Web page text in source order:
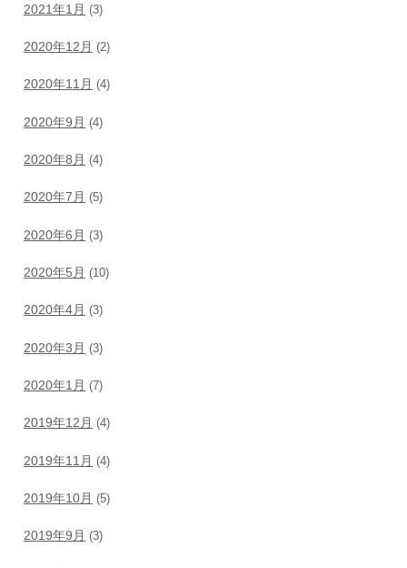
2021年1月 (3)
2020年12月 (2)
2020年11月 (4)
2020年9月 (4)
2020年8月 (4)
2020年7月 (5)
2020年6月 (3)
2020年5月 (10)
2020年4月 (3)
2020年3月 (3)
2020年1月 (7)
2019年12月 (4)
2019年11月 (4)
2019年10月 (5)
2019年9月 (3)